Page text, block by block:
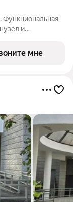
Функциональная
и
15%,
мне